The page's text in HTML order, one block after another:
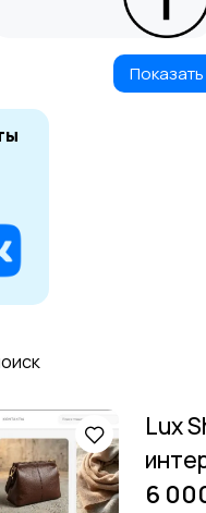
DataLifeEngine (DLE)6
Lux
6